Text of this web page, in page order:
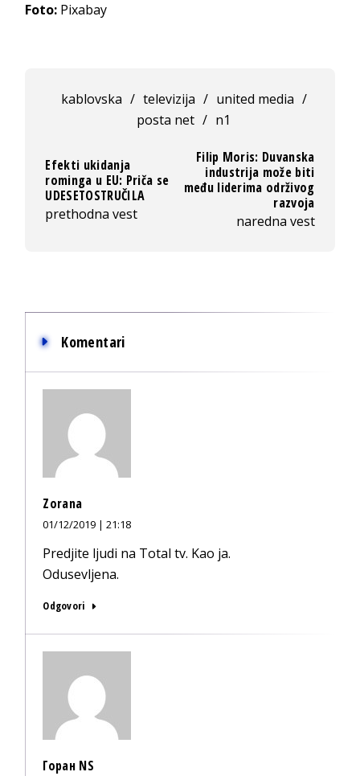
Foto: Pixabay
kablovska / televizija / united media /
posta net / n1
Efekti ukidanja
rominga u EU: Priča se
UDESETOSTRUČILA
prethodna vest
Filip Moris: Duvanska
industrija može biti
među liderima održivog
razvoja
naredna vest
Komentari
Zorana
01/12/2019 | 21:18
Predjite ljudi na Total tv. Kao ja.
Odusevljena.
Odgovori
Горан NS